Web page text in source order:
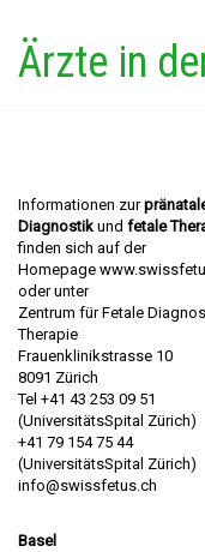
Ärzte in
Informationen zur
Diagnostik und fetale
finden sich auf der
Homepage
oder unter
Zentrum für Fetale
Therapie
Frauenklinikstrasse 10
8091 Zürich
Tel +41 43 253 09 51
(UniversitätsSpital Zürich)
+41 79 154 75 44
(UniversitätsSpital Zürich)
info@swissfetus.ch
Basel